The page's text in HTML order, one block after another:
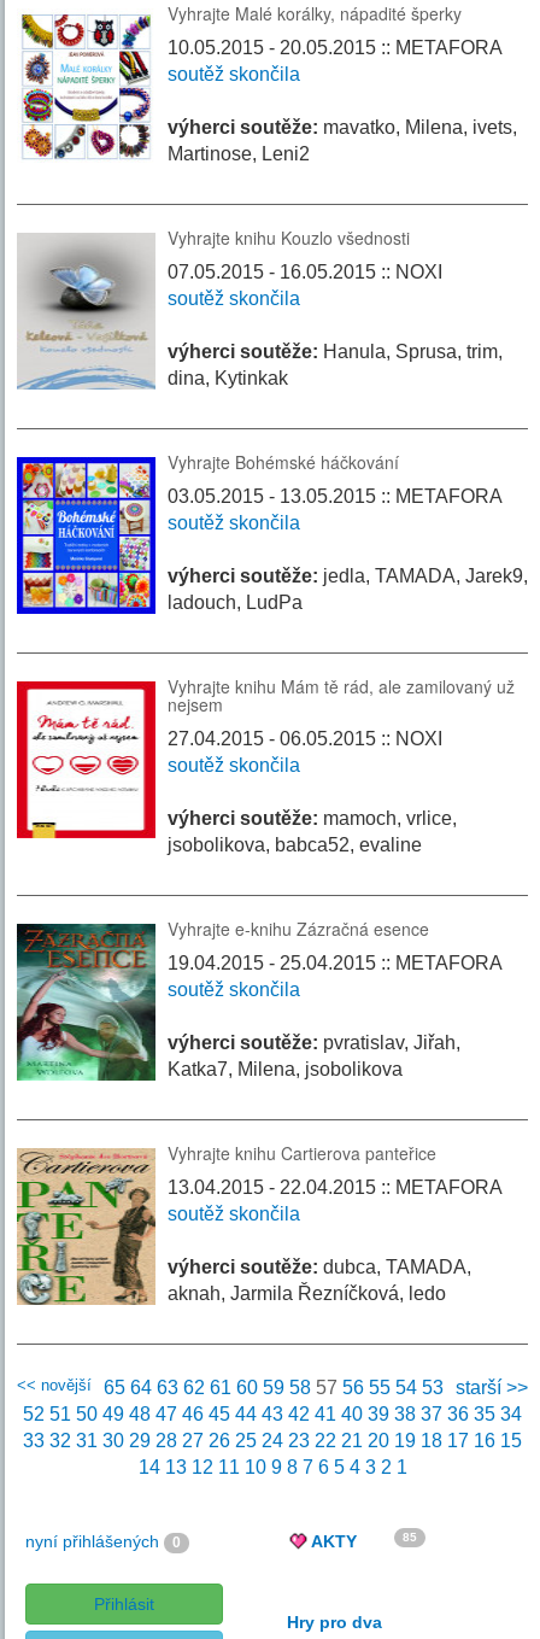
Vyhrajte Malé korálky, nápadité šperky
10.05.2015 - 20.05.2015 :: METAFORA
soutěž skončila
výherci soutěže: mavatko, Milena, ivets,
Martinose, Leni2
Vyhrajte knihu Kouzlo všednosti
07.05.2015 - 16.05.2015 :: NOXI
soutěž skončila
výherci soutěže: Hanula, Sprusa, trim,
dina, Kytinkak
Vyhrajte Bohémské háčkování
03.05.2015 - 13.05.2015 :: METAFORA
soutěž skončila
výherci soutěže: jedla, TAMADA, Jarek9,
ladouch, LudPa
Vyhrajte knihu Mám tě rád, ale zamilovaný už
nejsem
27.04.2015 - 06.05.2015 :: NOXI
soutěž skončila
výherci soutěže: mamoch, vrlice,
jsobolikova, babca52, evaline
Vyhrajte e-knihu Zázračná esence
19.04.2015 - 25.04.2015 :: METAFORA
soutěž skončila
výherci soutěže: pvratislav, Jiřah,
Katka7, Milena, jsobolikova
Vyhrajte knihu Cartierova panteřice
13.04.2015 - 22.04.2015 :: METAFORA
soutěž skončila
výherci soutěže: dubca, TAMADA,
aknah, Jarmila Řezníčková, ledo
<< novější starší >>
65 64 63 62 61 60 59 58 5756 55 54 53
52 51 50 49 48 47 46 45 44 43 42 41 40 39 38 37 36 35 34
33 32 31 30 29 28 27 26 25 24 23 22 21 20 19 18 17 16 15
14 13 12 11 10 9 8 7 6 5 4 3 2 1
nyní přihlášených 0
Přihlásit
AKTY 85
Hry pro dva